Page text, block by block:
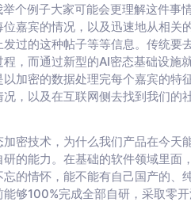
个例子大家可能会更理解这件事
嘉宾的情况，以及迅速地从相关
过的这种帖子等等信息。传统要
，而通过新型的AI密态基础设施
加密的数据处理完每个嘉宾的特
，以及在互联网侧去找到我们的
密技术，为什么我们产品在今天
的能力。在基础的软件领域里面
的情怀，能不能有自己国产的、
够100%完成全部自研，采取零